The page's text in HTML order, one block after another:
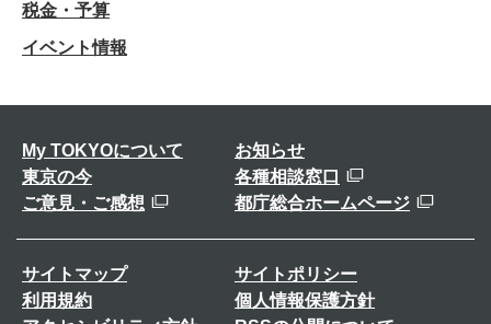
税金・予算
イベント情報
My TOKYOについて
お知らせ
東京の今
各種相談窓口
ご意見・ご感想
都庁総合ホームページ
サイトマップ
サイトポリシー
利用規約
個人情報保護方針